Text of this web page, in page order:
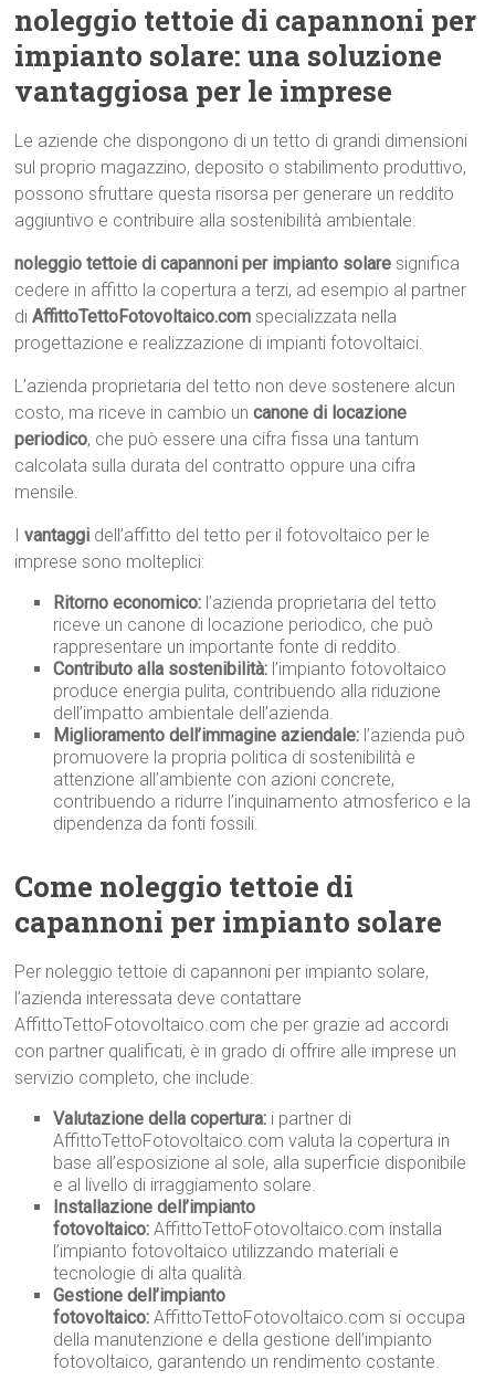
noleggio tettoie di capannoni per
impianto solare: una soluzione
vantaggiosa per le imprese
Le aziende che dispongono di un tetto di grandi dimensioni
sul proprio magazzino, deposito o stabilimento produttivo,
possono sfruttare questa risorsa per generare un reddito
aggiuntivo e contribuire alla sostenibilità ambientale.
noleggio tettoie di capannoni per impianto solare significa
cedere in affitto la copertura a terzi, ad esempio al partner
diAffittoTettoFotovoltaico.com specializzata nella
progettazione e realizzazione di impianti fotovoltaici.
L’azienda proprietaria del tetto non deve sostenere alcun
costo, ma riceve in cambio uncanone di locazione
periodico, che può essere una cifra fissa una tantum
calcolata sulla durata del contratto oppure una cifra
mensile.
Ivantaggi dell’affitto del tetto per il fotovoltaico per le
imprese sono molteplici:
Ritorno economico: l’azienda proprietaria del tetto
riceve un canone di locazione periodico, che può
rappresentare un importante fonte di reddito.
Contributo alla sostenibilità: l’impianto fotovoltaico
produce energia pulita, contribuendo alla riduzione
dell’impatto ambientale dell’azienda.
Miglioramento dell’immagine aziendale: l’azienda può
promuovere la propria politica di sostenibilità e
attenzione all’ambiente con azioni concrete,
contribuendo a ridurre l’inquinamento atmosferico e la
dipendenza da fonti fossili.
Come noleggio tettoie di
capannoni per impianto solare
Per noleggio tettoie di capannoni per impianto solare,
l’azienda interessata deve contattare
AffittoTettoFotovoltaico.com che per grazie ad accordi
con partner qualificati, è in grado di offrire alle imprese un
servizio completo, che include:
Valutazione della copertura: i partner di
AffittoTettoFotovoltaico.com valuta la copertura in
base all’esposizione al sole, alla superficie disponibile
e al livello di irraggiamento solare.
Installazione dell’impianto
fotovoltaico: AffittoTettoFotovoltaico.com installa
l’impianto fotovoltaico utilizzando materiali e
tecnologie di alta qualità.
Gestione dell’impianto
fotovoltaico: AffittoTettoFotovoltaico.com si occupa
della manutenzione e della gestione dell’impianto
fotovoltaico, garantendo un rendimento costante.